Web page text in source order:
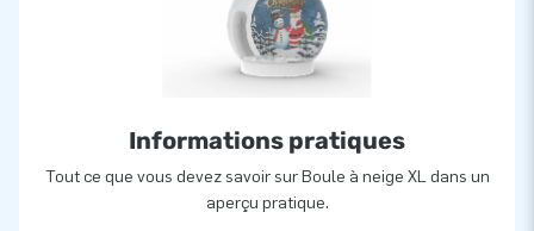
Informations pratiques
Tout ce que vous devez savoir sur Boule à neige XL dans un
aperçu pratique.